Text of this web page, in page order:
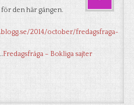
den här gången.
2014/october/fredagsfraga-
Fredagsfråga – Bokliga sajter